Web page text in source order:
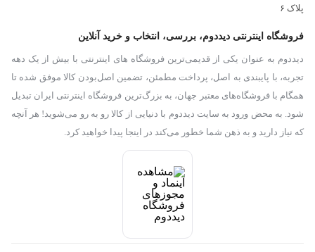
جنس آلمینیومی تغییر داده و همین تغییر شاید نسبتا کم
باعث شده ۱/۲ کیلوگرم وزن آن کاهش پیدا کند که باعث
محصول رو از بین برده است.
عملکرد باتری
٬ RB2 با ظرفیت ۳۴۰۰ میلی آمپر هدیه ای بزرگ به خالقان
فیلم سازی داده است. باتریRSC 2
پلاک ۶
فروشگاه اینترنتی دیددوم، بررسی، انتخاب و خرید آنلاین
دیددوم به عنوان یکی از قدیمی‌ترین فروشگاه های اینترنتی با بیش از یک دهه
تجربه، با پایبندی به اصل، پرداخت مطمئن، تضمین اصل‌بودن کالا موفق شده تا
همگام با فروشگاه‌های معتبر جهان، به بزرگ‌ترین فروشگاه اینترنتی ایران تبدیل
شود. به محض ورود به سایت دیددوم با دنیایی از کالا رو به رو می‌شوید! هر آنچه
که نیاز دارید و به ذهن شما خطور می‌کند در اینجا پیدا خواهید کرد.